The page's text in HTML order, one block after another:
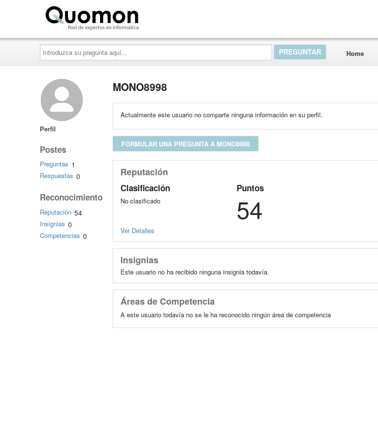
Introduzca
su
pregunta
aquí...
Home
Perfil
Postes
Preguntas 1
Respuestas 0
Reconocimiento
Reputación 54
Insignias 0
Competencias 0
MONO8998
Actualmente este usuario no comparte ninguna información en su perfil.
FORMULAR UNA PREGUNTA A MONO8998
Reputación
Clasificación
No clasificado
Puntos
54
Ver Detalles
Insignias
Este usuario no ha recibido ninguna insignia todavía.
Áreas de Competencia
A este usuario todavía no se le ha reconocido ningún área de competencia